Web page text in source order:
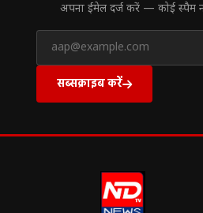
अपना ईमेल दर्ज करें — कोई स्पैम
सब्सक्राइब करें